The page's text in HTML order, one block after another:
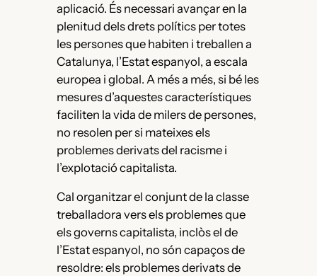
aplicació. És necessari avançar en la
plenitud dels drets polítics per totes
les persones que habiten i treballen a
Catalunya, l’Estat espanyol, a escala
europea i global. A més a més, si bé les
mesures d’aquestes característiques
faciliten la vida de milers de persones,
no resolen per si mateixes els
problemes derivats del racisme i
l’explotació capitalista.
Cal organitzar el conjunt de la classe
treballadora vers els problemes que
els governs capitalista, inclòs el de
l’Estat espanyol, no són capaços de
resoldre: els problemes derivats de